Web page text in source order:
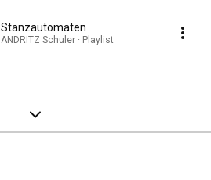
Stanzautomaten
ANDRITZ Schuler · Playlist